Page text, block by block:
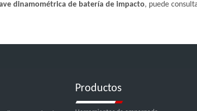
dinamométrica de batería de impacto, puede
Productos